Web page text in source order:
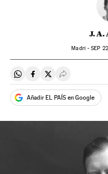
J. A.
Madri -SEP
Compartir en Whatsapp
Compartir en
Compartir en
Desplegar
Añadir EL PAÍS en Google